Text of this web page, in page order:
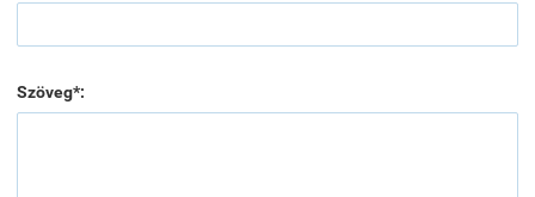
Szöveg*: